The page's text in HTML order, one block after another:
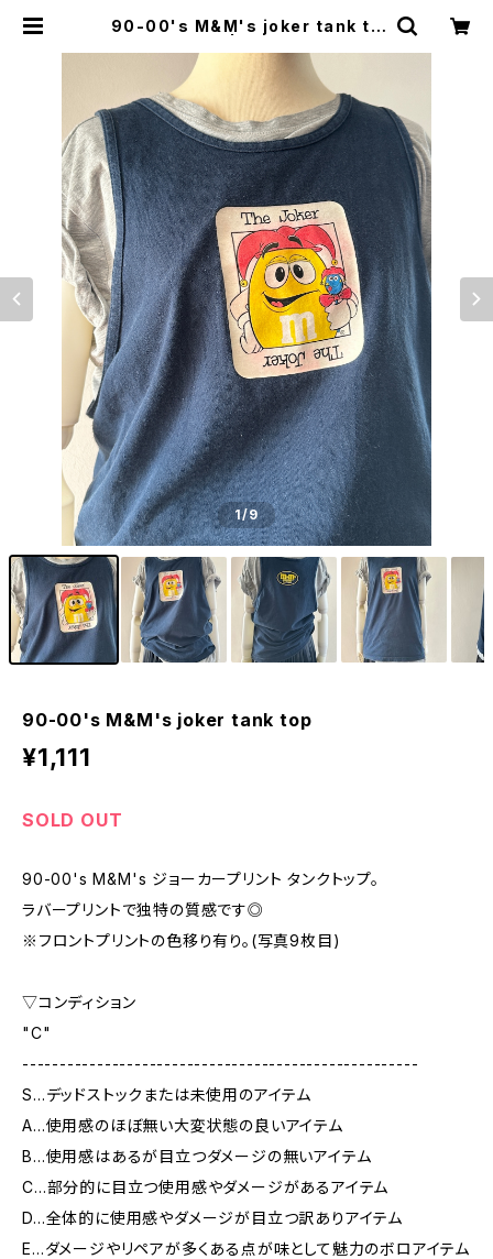
90-00's M&M's joker tank to
1/9
90-00's M&M's joker tank top
¥1,111
SOLD OUT
90-00's M&M's ジョーカープリント タンクトップ。
ラバープリントで独特の質感です◎
※フロントプリントの色移り有り。(写真9枚目)
▽コンディション
"C"
-----------------------------------------------------
S…デッドストックまたは未使用のアイテム
A…使用感のほぼ無い大変状態の良いアイテム
B…使用感はあるが目立つダメージの無いアイテム
C…部分的に目立つ使用感やダメージがあるアイテム
D…全体的に使用感やダメージが目立つ訳ありアイテム
E…ダメージやリペアが多くある点が味として魅力のボロアイテム